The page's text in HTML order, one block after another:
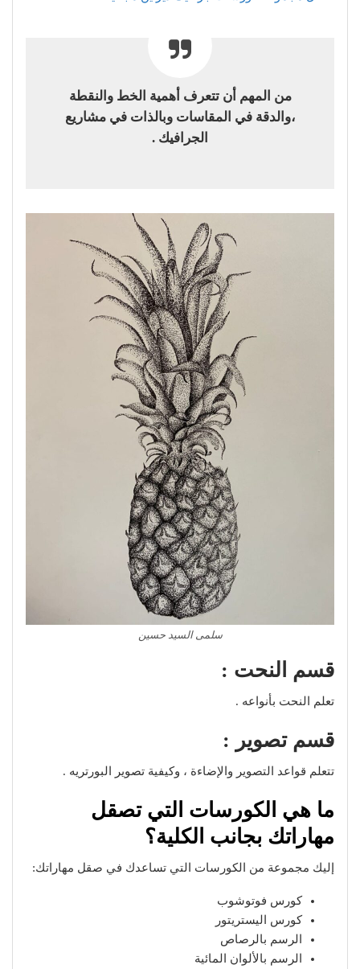
من المهم أن تتعرف أهمية الخط والنقطة
،والدقة في المقاسات وبالذات في مشاريع
الجرافيك .
سلمى السيد حسين
قسم النحت :
تعلم النحت بأنواعه .
قسم تصوير :
تتعلم قواعد التصوير والإضاءة ، وكيفية تصوير البورتريه .
ما هي الكورسات التي تصقل
مهاراتك بجانب الكلية؟
إليك مجموعة من الكورسات التي تساعدك في صقل مهاراتك:
كورس فوتوشوب
كورس اليستريتور
الرسم بالرصاص
الرسم بالألوان المائية